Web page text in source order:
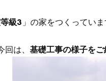
級3 」の家をつくってい
は、 基礎工事の様子をご